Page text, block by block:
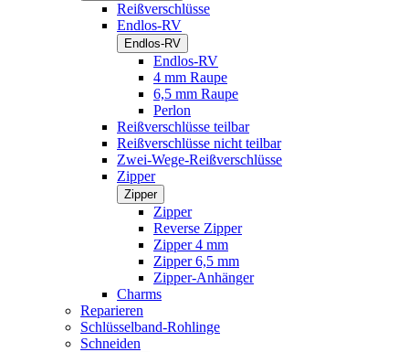
Reißverschlüsse
Endlos-RV
Endlos-RV
Endlos-RV
4 mm Raupe
6,5 mm Raupe
Perlon
Reißverschlüsse teilbar
Reißverschlüsse nicht teilbar
Zwei-Wege-Reißverschlüsse
Zipper
Zipper
Zipper
Reverse Zipper
Zipper 4 mm
Zipper 6,5 mm
Zipper-Anhänger
Charms
Reparieren
Schlüsselband-Rohlinge
Schneiden